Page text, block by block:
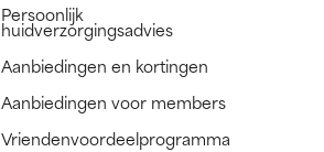
Persoonlijk
huidverzorgingsadvies
Aanbiedingen en kortingen
Aanbiedingen voor members
Vriendenvoordeelprogramma